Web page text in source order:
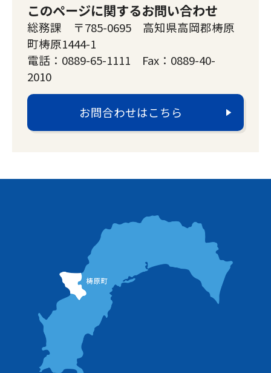
このページに関するお問い合わせ
総務課 〒785-0695 高知県高岡郡梼原
町梼原1444-1
電話：0889-65-1111 Fax：0889-40-
2010
お問合わせはこちら